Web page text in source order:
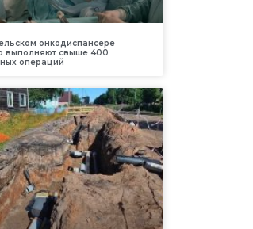
онкодиспансере
выполняют свыше 400
операций